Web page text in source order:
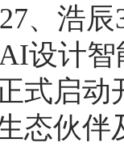
、浩
设计
式启
态伙